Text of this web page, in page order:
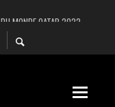
MONDE QATAR 2022
EST-CE UNE CYBER-
ULTRA-HAUTE DÉFINITION
DE SPACEX